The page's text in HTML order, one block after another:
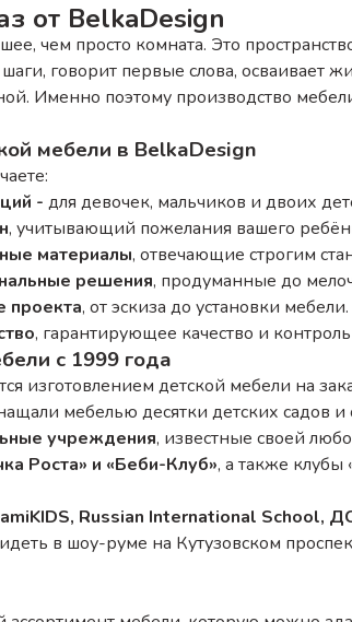
от BelkaDesign
чем просто комната. Это
говорит первые слова, осваивает
Именно поэтому производство
мебели в BelkaDesign
- для девочек, мальчиков и двоих
, учитывающий пожелания вашего
материалы, отвечающие строгим
решения, продуманные до
проекта, от эскиза до установки мебели.
, гарантирующее качество и контроль
с 1999 года
изготовлением детской мебели на
мебелью десятки детских садов
учреждения, известные своей
Роста» и «Беби-Клуб», а также клубы
Russian International School,
в шоу-руме на Кутузовском